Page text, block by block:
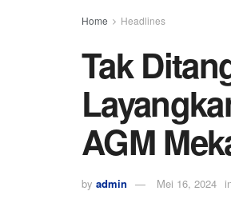
Home Headlines
Tak
AGM
by admin Mei 16, 2024